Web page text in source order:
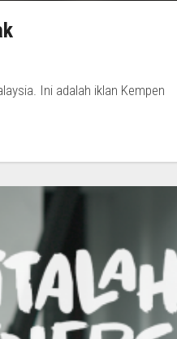
Ini adalah iklan Kempen